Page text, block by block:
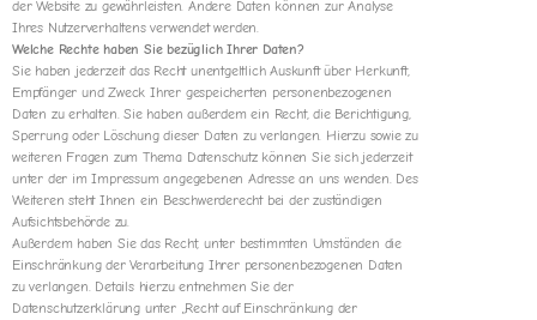
der Website zu gewährleisten. Andere Daten können zur Analyse
Ihres Nutzerverhaltens verwendet werden.
Welche Rechte haben Sie bezüglich Ihrer Daten?
Sie haben jederzeit das Recht unentgeltlich Auskunft über Herkunft,
Empfänger und Zweck Ihrer gespeicherten personenbezogenen
Daten zu erhalten. Sie haben außerdem ein Recht, die Berichtigung,
Sperrung oder Löschung dieser Daten zu verlangen. Hierzu sowie zu
weiteren Fragen zum Thema Datenschutz können Sie sich jederzeit
unter der im Impressum angegebenen Adresse an uns wenden. Des
Weiteren steht Ihnen ein Beschwerderecht bei der zuständigen
Aufsichtsbehörde zu.
Außerdem haben Sie das Recht, unter bestimmten Umständen die
Einschränkung der Verarbeitung Ihrer personenbezogenen Daten
zu verlangen. Details hierzu entnehmen Sie der
Datenschutzerklärung unter „Recht auf Einschränkung der